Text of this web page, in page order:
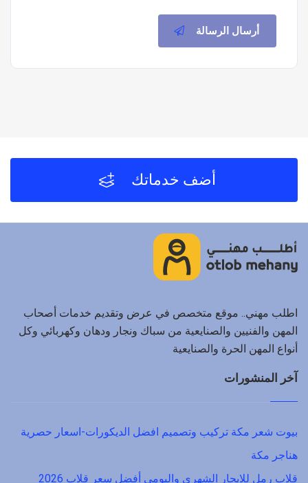
أرسال الرسالة
أضف خدماتك
اطلب مهني.. موقع متخصص في عرض وتقديم خدمات أصحاب
المهن والفنيين والصنايعية من سباك ونجار ودهان وكهربائي وكل
أنواع المهن الحرة والصنايعية
آخر المنشورات
بيوت شعر مكة تركيب وتصميم افضل الديكورات-اسعار حصرية
هناجر مكة
قلاب رمل للايجار الشهري واليومي أفضل سعر قلاب 2026